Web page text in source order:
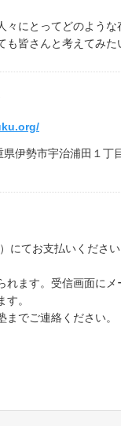
々にとってどのよう
皆さんと考えてみた
伊勢市宇治浦田１丁
にてお支払いください
ます。受信画面に
。
でご連絡ください。